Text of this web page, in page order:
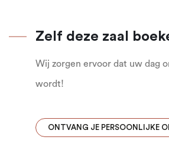
Zelf deze zaal
Wij zorgen ervoor dat uw dag
wordt!
ONTVANG JE PERSOONLIJKE